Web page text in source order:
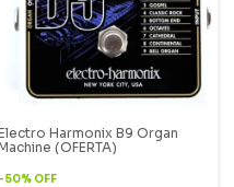
Harmonix B9 Organ
(OFERTA)
-50% OFF